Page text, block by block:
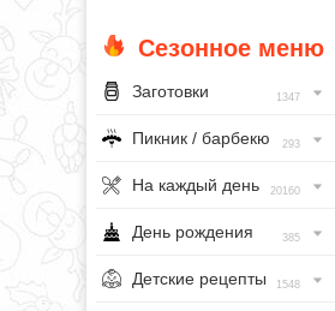
Сезонное меню
Заготовки 1347
Пикник / барбекю 293
На каждый день 20160
День рождения 385
Детские рецепты 1548